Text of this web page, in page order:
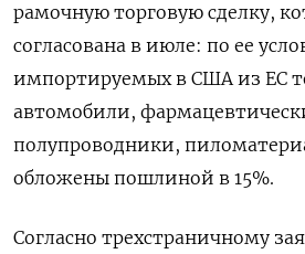
рамочную торговую сделку,
согласована в июле: по ее
импортируемых в США из ЕС
автомобили,
полупроводники,
обложены пошлиной в 15%.
Согласно трехстраничному